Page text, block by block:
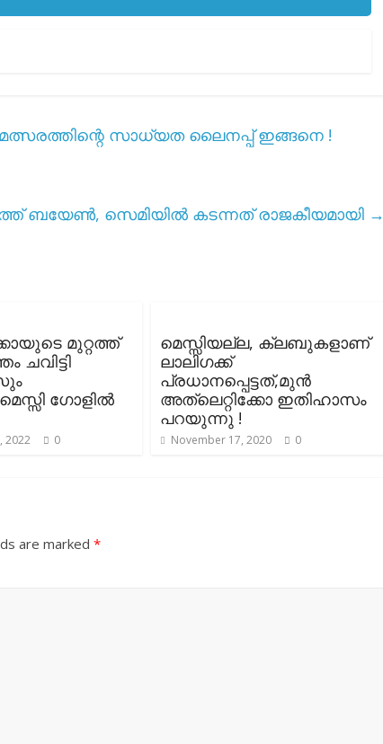
സാധ്യത ലൈനപ്പ് ഇങ്ങനെ !
ബയേൺ, സെമിയിൽ കടന്നത് രാജകീയമായി →
മുറ്റത്ത്
ചവിട്ടി
ഗോളിൽ
2022 0
മെസ്സിയല്ല, ക്ലബുകളാണ്
ലാലിഗക്ക്‌
പ്രധാനപ്പെട്ടത്,മുൻ
അത്ലെറ്റിക്കോ ഇതിഹാസം
പറയുന്നു !
November 17, 2020 0
are marked *